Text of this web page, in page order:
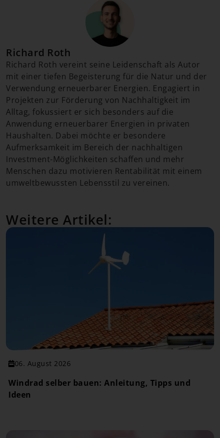
Richard Roth
Richard Roth vereint seine Leidenschaft als Autor
mit einer tiefen Begeisterung für die Natur und der
Verwendung erneuerbarer Energien. Engagiert in
Projekten zur Förderung von Nachhaltigkeit im
Alltag, fokussiert er sich besonders auf die
Anwendung erneuerbarer Energien in privaten
Haushalten. Dabei möchte er besondere
Aufmerksamkeit im Bereich der nachhaltigen
Investment-Möglichkeiten schaffen und mehr
Menschen dazu motivieren Rentabilität mit einem
umweltbewussten Lebensstil zu vereinen.
Weitere Artikel:
06. August 2026
Windrad selber bauen: Anleitung, Tipps und
Ideen